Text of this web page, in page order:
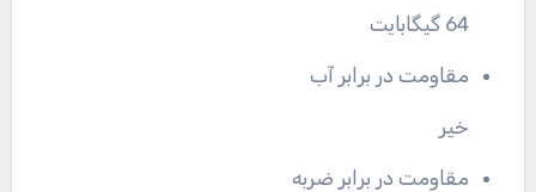
64 گیگابایت
مقاومت در برابر آب
خیر
مقاومت در برابر ضربه